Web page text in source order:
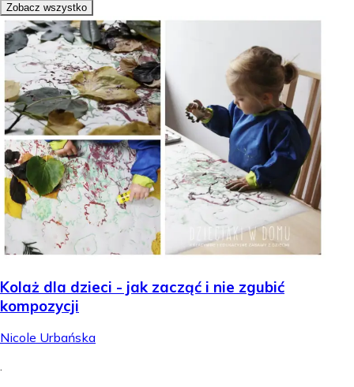
Zobacz wszystko
Kolaż dla dzieci - jak zacząć i nie zgubić
kompozycji
Nicole Urbańska
.